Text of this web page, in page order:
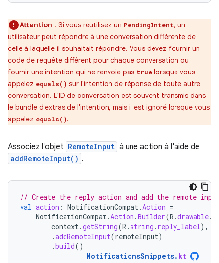
Attention : Si vous réutilisez un PendingIntent, un
utilisateur peut répondre à une conversation différente de
celle à laquelle il souhaitait répondre. Vous devez fournir un
code de requête différent pour chaque conversation ou
fournir une intention qui ne renvoie pas true lorsque vous
appelez equals() sur l'intention de réponse de toute autre
conversation. L'ID de conversation est souvent transmis dans
le bundle d'extras de l'intention, mais il est ignoré lorsque vous
appelez equals().
Associez l'objet RemoteInput à une action à l'aide de
addRemoteInput() .
// Create the reply action and add the remote
val action : NotificationCompat . Action =
NotificationCompat . Action .Builder(R .drawable.
context .getString(R . string . reply_label ),
.addRemoteInput(remoteInput)
.build()
NotificationsSnippets. kt